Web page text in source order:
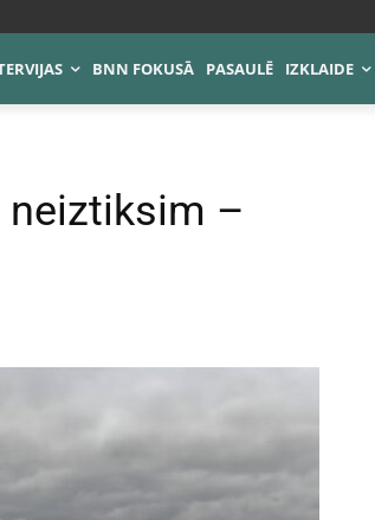
BNN FOKUSĀ PASAULĒ IZKLAIDE
neiztiksim –